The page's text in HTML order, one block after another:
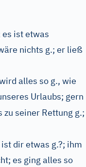
es ist etwas
nichts g.; er ließ
alles so g., wie
Urlaubs; gern
zu seiner Rettung g.;
ist dir etwas g.?; ihm
es ging alles so